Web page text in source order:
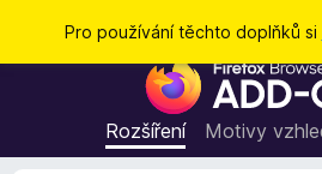
Pro používání těchto doplňků si
D
o
p
l
Rozšíření Motivy